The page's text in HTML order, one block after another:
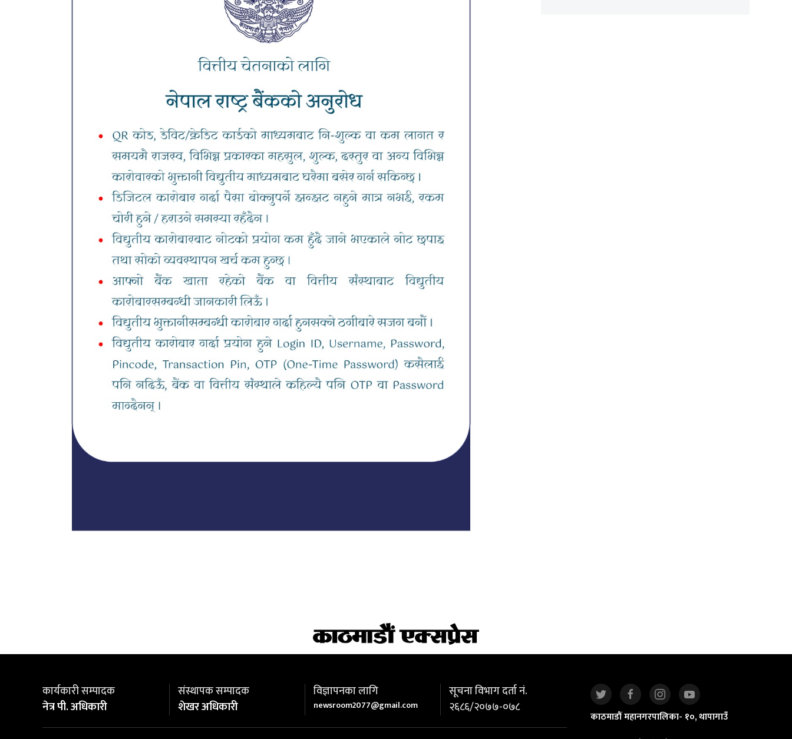
कार्यकारी सम्पादक
नेत्र पी. अधिकारी
संस्थापक सम्पादक
शेखर अधिकारी
विज्ञापनका लागि
newsroom2077@gmail.com
सूचना विभाग दर्ता नं.
२६८६/२०७७-०७८
काठमाडौं महानगरपालिका- १०, थापागाउँ